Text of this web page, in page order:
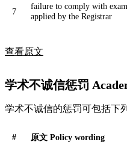
7
failure to comply with
applied by the Registrar
查看原文
学术不诚信惩罚
学术不诚信的惩罚可包括下
# 原文 Policy wording